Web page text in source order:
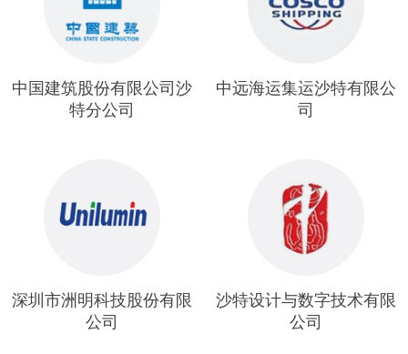
中国建筑股份有限公司沙
特分公司
中远海运集运沙特有限公
司
深圳市洲明科技股份有限
公司
沙特设计与数字技术有限
公司